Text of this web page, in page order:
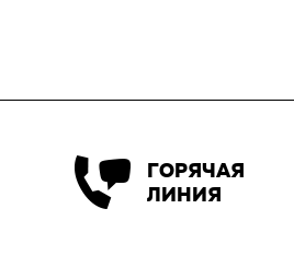
ГОРЯЧАЯ
ЛИНИЯ